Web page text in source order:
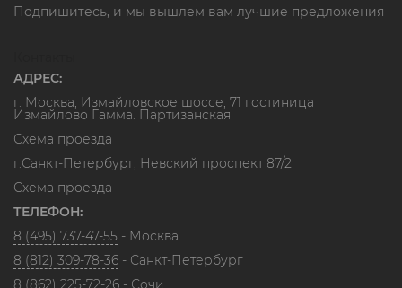
Подпишитесь, и мы вышлем вам лучшие предложения
АДРЕС:
г. Москва, Измайловское шоссе, 71 гостиница
Измайлово Гамма. Партизанская
Схема проезда
г.Санкт-Петербург, Невский проспект 87/2
Схема проезда
ТЕЛЕФОН:
8 (495) 737-47-55 - Москва
8 (812) 309-78-36 - Санкт-Петербург
8 (862) 225-72-26 - Сочи